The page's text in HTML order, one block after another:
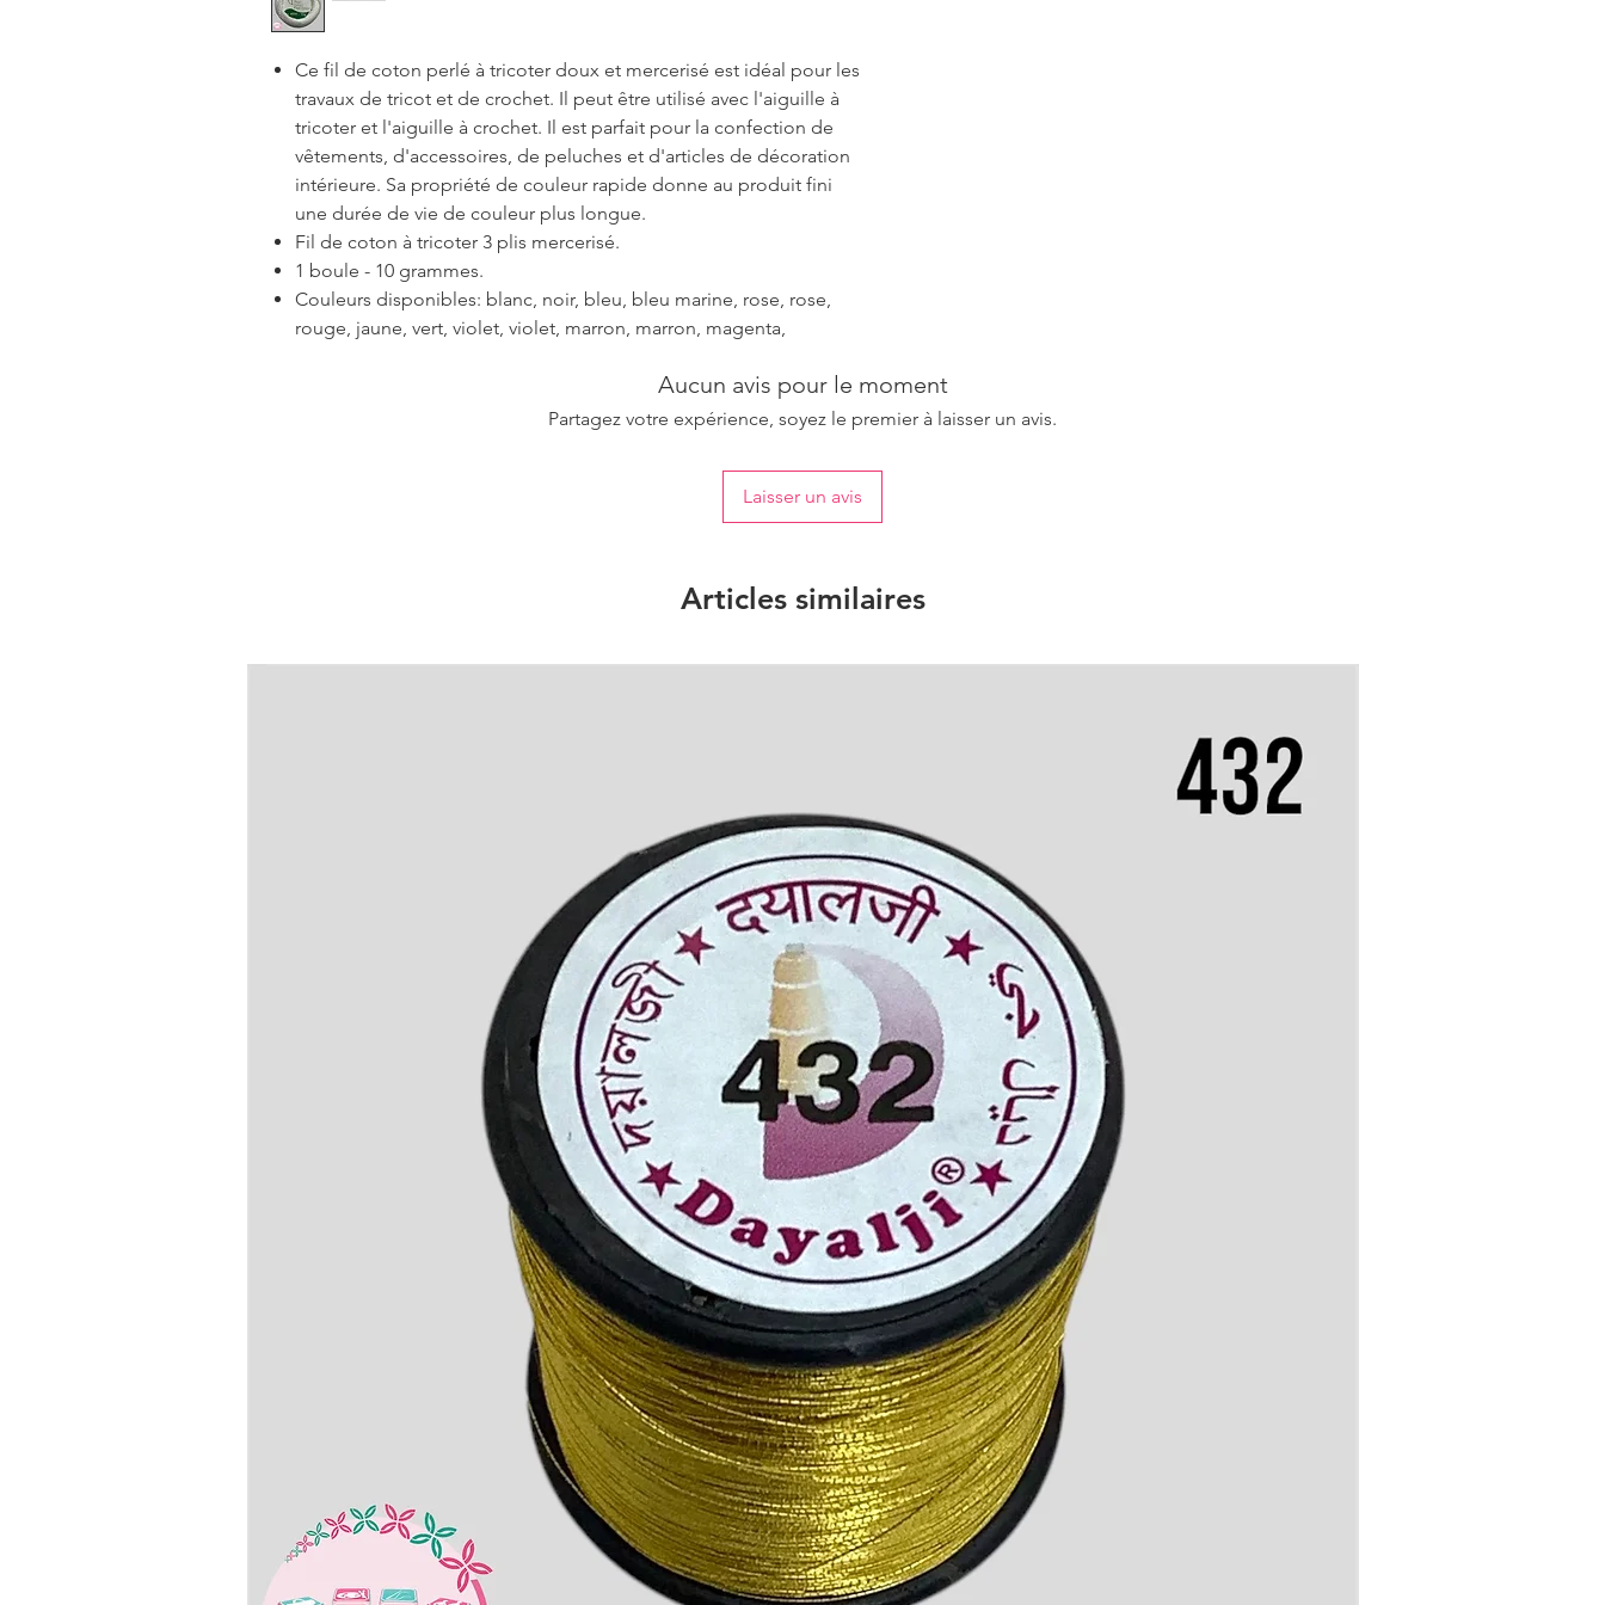
Ce fil de coton perlé à tricoter doux et mercerisé est idéal pour les
travaux de tricot et de crochet. Il peut être utilisé avec l'aiguille à
tricoter et l'aiguille à crochet. Il est parfait pour la confection de
vêtements, d'accessoires, de peluches et d'articles de décoration
intérieure. Sa propriété de couleur rapide donne au produit fini
une durée de vie de couleur plus longue.
Fil de coton à tricoter 3 plis mercerisé.
1 boule - 10 grammes.
Couleurs disponibles: blanc, noir, bleu, bleu marine, rose, rose,
rouge, jaune, vert, violet, violet, marron, marron, magenta,
Aucun avis pour le moment
Partagez votre expérience, soyez le premier à laisser un avis.
Laisser un avis
Articles similaires